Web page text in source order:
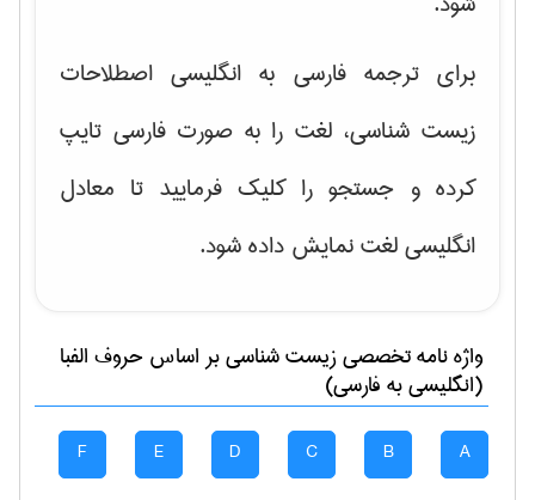
برای ترجمه فارسی به انگلیسی اصطلاحات
زیست شناسی، لغت را به صورت فارسی تایپ
کرده و جستجو را کلیک فرمایید تا معادل
انگلیسی لغت نمایش داده شود.
واژه نامه تخصصیزيست شناسیبر اساس حروف الفبا
(انگلیسی به فارسی)
A
B
C
D
E
F